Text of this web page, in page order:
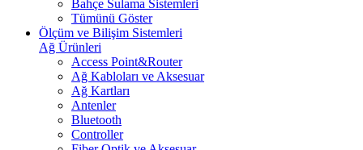
Bahçe Sulama Sistemleri
Tümünü Göster
Ölçüm ve Bilişim Sistemleri
Ağ Ürünleri
Access Point&Router
Ağ Kabloları ve Aksesuar
Ağ Kartları
Antenler
Bluetooth
Controller